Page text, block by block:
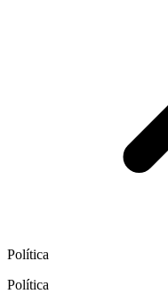
Política
Política